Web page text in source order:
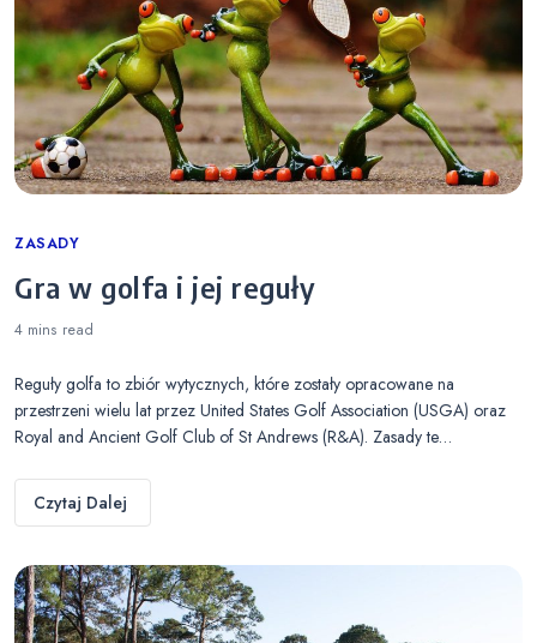
Categories
ZASADY
Gra w golfa i jej reguły
4 mins read
Reguły golfa to zbiór wytycznych, które zostały opracowane na
przestrzeni wielu lat przez United States Golf Association (USGA) oraz
Royal and Ancient Golf Club of St Andrews (R&A). Zasady te…
Czytaj Dalej